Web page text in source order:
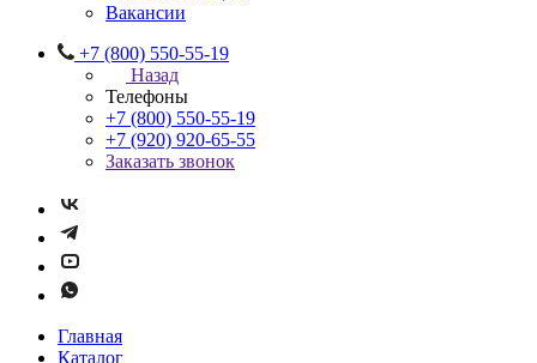
Вакансии
+7 (800) 550-55-19
Назад
Телефоны
+7 (800) 550-55-19
+7 (920) 920-65-55
Заказать звонок
Главная
Каталог